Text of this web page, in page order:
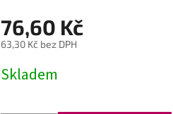
76,60 Kč
63,30 Kč bez DPH
cena:
Skladem